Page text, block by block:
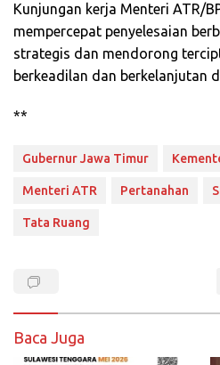
Kunjungan kerja Menteri ATR/
mempercepat penyelesaian
strategis dan mendorong
berkeadilan dan berkelanjutan
**
Gubernur Jawa Timur
Menteri ATR Pertanahan
Tata Ruang
Baca Juga